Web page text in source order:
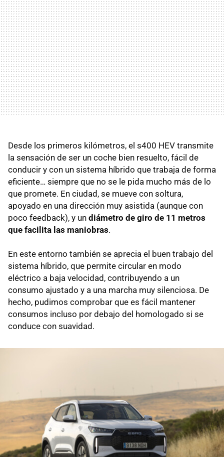
Desde los primeros kilómetros, el s400 HEV transmite
la sensación de ser un coche bien resuelto, fácil de
conducir y con un sistema híbrido que trabaja de forma
eficiente… siempre que no se le pida mucho más de lo
que promete. En ciudad, se mueve con soltura,
apoyado en una dirección muy asistida (aunque con
poco feedback), y un diámetro de giro de 11 metros
que facilita las maniobras.
En este entorno también se aprecia el buen trabajo del
sistema híbrido, que permite circular en modo
eléctrico a baja velocidad, contribuyendo a un
consumo ajustado y a una marcha muy silenciosa. De
hecho, pudimos comprobar que es fácil mantener
consumos incluso por debajo del homologado si se
conduce con suavidad.